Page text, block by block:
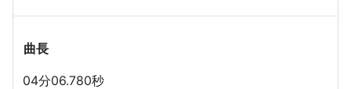
曲長
04分06.780秒